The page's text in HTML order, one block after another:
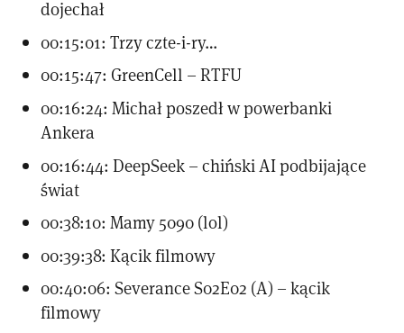
dojechał
00:15:01: Trzy czte-i-ry…
00:15:47: GreenCell – RTFU
00:16:24: Michał poszedł w powerbanki
Ankera
00:16:44: DeepSeek – chiński AI podbijające
świat
00:38:10: Mamy 5090 (lol)
00:39:38: Kącik filmowy
00:40:06: Severance S02E02 (A) – kącik
filmowy